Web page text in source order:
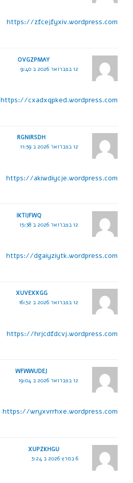
https://zfcejfyxiv.wordpress.com
OVGZPMAY
12 בפברואר 2026 ב 9:40
https://cxadxqpked.wordpress.com
RGNIRSDH
12 בפברואר 2026 ב 11:59
https://akiwdiycje.wordpress.com
IKTIJFWQ
12 בפברואר 2026 ב 15:38
https://dgaiyziytk.wordpress.com
XUVEXXGG
12 בפברואר 2026 ב 16:52
https://hrjcdfdcvj.wordpress.com
WFWWUDEJ
12 בפברואר 2026 ב 19:04
https://wryxvrrhxe.wordpress.com
XUPZKHGU
6 במרץ 2026 ב 3:24